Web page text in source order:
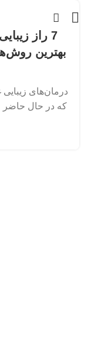
بهترین
درمان‌های
که در حال